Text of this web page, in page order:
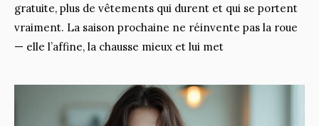
gratuite, plus de vêtements qui durent et qui se portent
vraiment. La saison prochaine ne réinvente pas la roue
— elle l’affine, la chausse mieux et lui met